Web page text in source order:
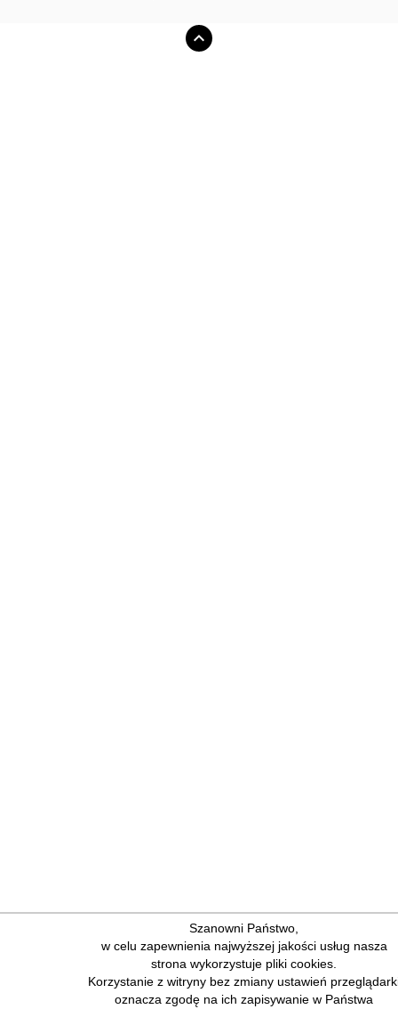
Szanowni Państwo,
w celu zapewnienia najwyższej jakości usług nasza
strona wykorzystuje pliki cookies.
Korzystanie z witryny bez zmiany ustawień
oznacza zgodę na ich zapisywanie w Państwa